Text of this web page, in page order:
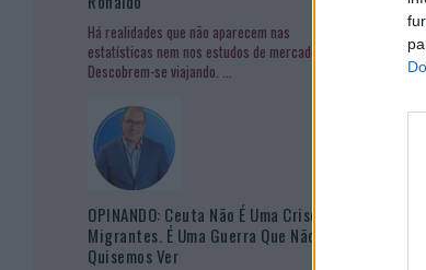
Há realidades que não aparecem nas
estatísticas nem nos estudos de mercado.
Descobrem-se viajando. ...
OPINANDO: Ceuta Não É Uma Crise De
Migrantes. É Uma Guerra Que Não
Quisemos Ver